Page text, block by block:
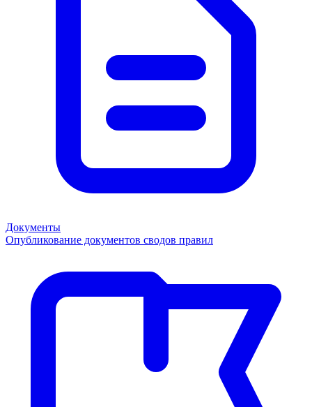
Документы
Опубликование документов сводов правил